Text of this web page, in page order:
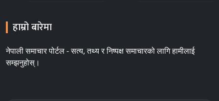
हाम्रो बारेमा
नेपाली समाचार पोर्टल - सत्य, तथ्य र निष्पक्ष समाचारको लागि हामीलाई
सम्झनुहोस्।